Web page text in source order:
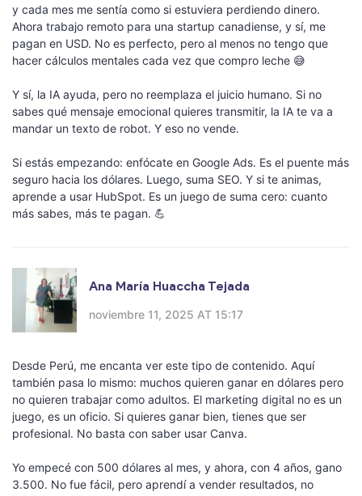
y cada mes me sentía como si estuviera perdiendo dinero.
Ahora trabajo remoto para una startup canadiense, y sí, me
pagan en USD. No es perfecto, pero al menos no tengo que
hacer cálculos mentales cada vez que compro leche 😅
Y sí, la IA ayuda, pero no reemplaza el juicio humano. Si no
sabes qué mensaje emocional quieres transmitir, la IA te va a
mandar un texto de robot. Y eso no vende.
Si estás empezando: enfócate en Google Ads. Es el puente más
seguro hacia los dólares. Luego, suma SEO. Y si te animas,
aprende a usar HubSpot. Es un juego de suma cero: cuanto
más sabes, más te pagan. 💪
Ana María Huaccha Tejada
noviembre 11, 2025 AT 15:17
Desde Perú, me encanta ver este tipo de contenido. Aquí
también pasa lo mismo: muchos quieren ganar en dólares pero
no quieren trabajar como adultos. El marketing digital no es un
juego, es un oficio. Si quieres ganar bien, tienes que ser
profesional. No basta con saber usar Canva.
Yo empecé con 500 dólares al mes, y ahora, con 4 años, gano
3.500. No fue fácil, pero aprendí a vender resultados, no